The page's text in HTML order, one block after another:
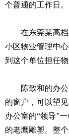
个普通的工作日。
在东莞某高
小区物业管理中
到这个单位担任物
陈致和的办
的窗户，可以望
办公室的“领导”
的老鹰雕塑。整